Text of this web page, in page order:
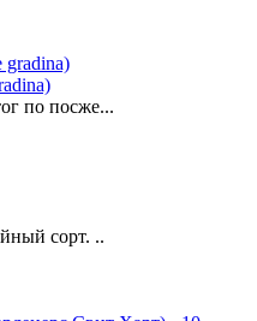
по посже...
сорт. ..